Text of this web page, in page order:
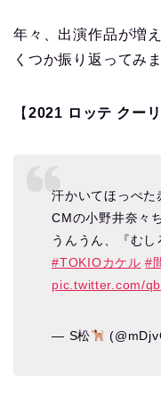
年々、出演作品が増
くつか振り返ってみ
【 2021 ロッテ クー
汗かいてほっぺ
CMの小野井奈々
うんうん、『むし
#TOKIOカケル #
pic.twitter.com/
— S松